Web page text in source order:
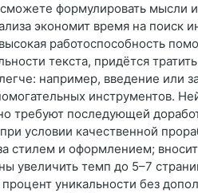
формулировать мысли
экономит время на поиск
работоспособность
текста, придётся
например, введение или
инструментов.
требуют последующей
условии качественной
стилем и оформлением;
увеличить темп до 5–7
процент уникальности без